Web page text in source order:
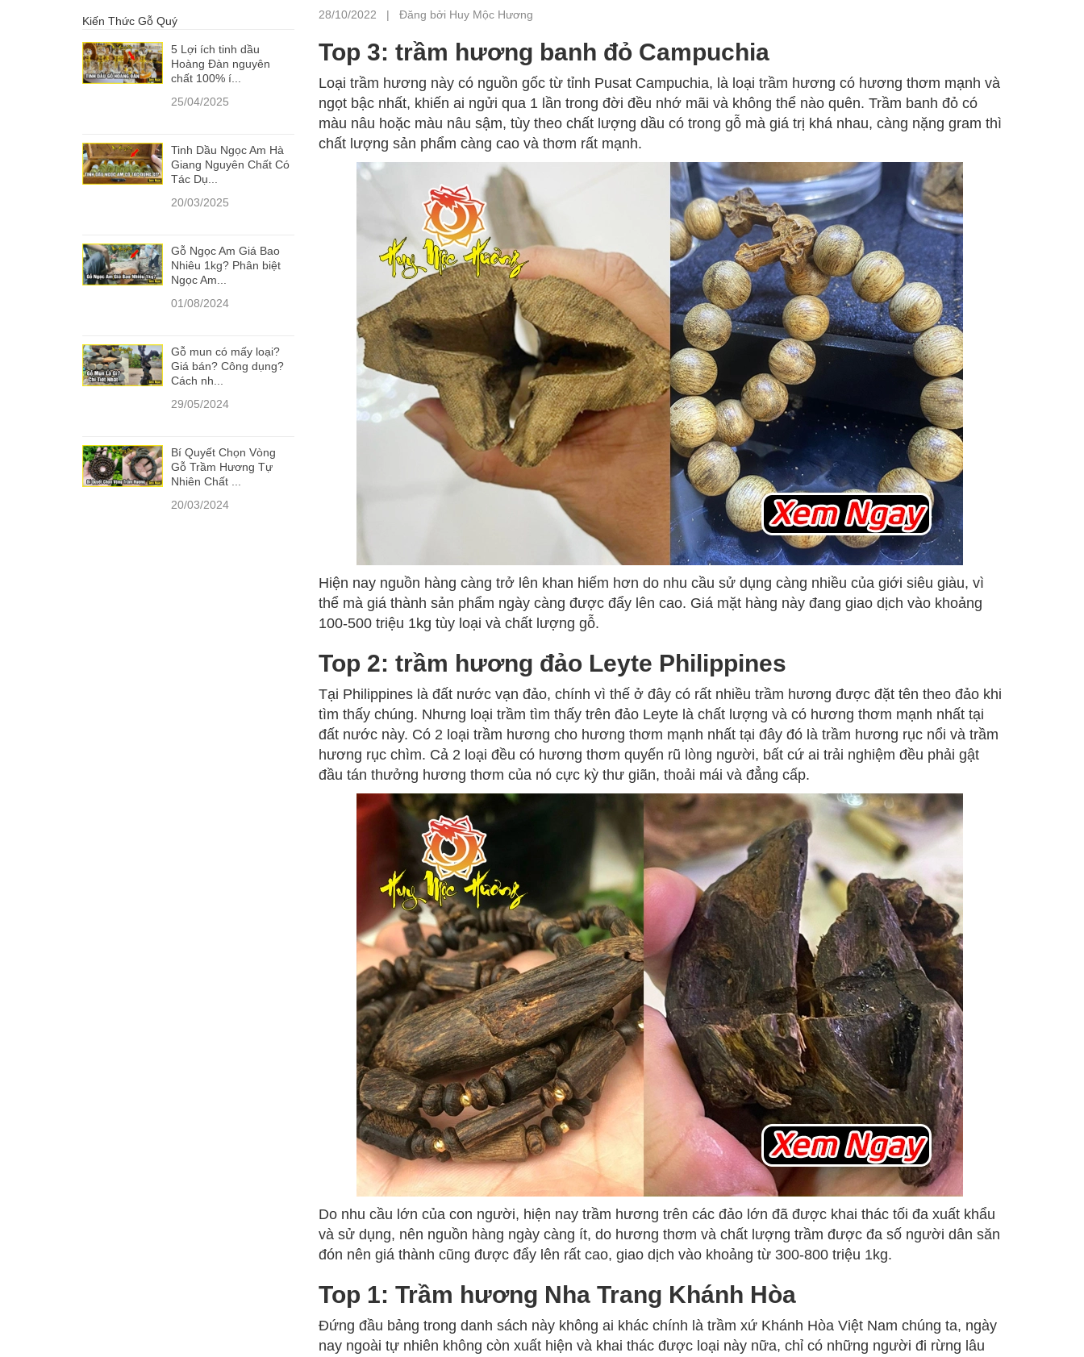
28/10/2022 | Đăng bởi Huy Mộc Hương
Top 3: trầm hương banh đỏ Campuchia
Loại trầm hương này có nguồn gốc từ tỉnh Pusat Campuchia, là loại trầm hương có hương thơm mạnh và
ngọt bậc nhất, khiến ai ngửi qua 1 lần trong đời đều nhớ mãi và không thể nào quên. Trầm banh đỏ có
màu nâu hoặc màu nâu sậm, tùy theo chất lượng dầu có trong gỗ mà giá trị khá nhau, càng nặng gram thì
chất lượng sản phẩm càng cao và thơm rất mạnh.
Hiện nay nguồn hàng càng trở lên khan hiếm hơn do nhu cầu sử dụng càng nhiều của giới siêu giàu, vì
thể mà giá thành sản phẩm ngày càng được đẩy lên cao. Giá mặt hàng này đang giao dịch vào khoảng
100-500 triệu 1kg tùy loại và chất lượng gỗ.
Top 2: trầm hương đảo Leyte Philippines
Tại Philippines là đất nước vạn đảo, chính vì thế ở đây có rất nhiều trầm hương được đặt tên theo đảo khi
tìm thấy chúng. Nhưng loại trầm tìm thấy trên đảo Leyte là chất lượng và có hương thơm mạnh nhất tại
đất nước này. Có 2 loại trầm hương cho hương thơm mạnh nhất tại đây đó là trầm hương rục nổi và trầm
hương rục chìm. Cả 2 loại đều có hương thơm quyến rũ lòng người, bất cứ ai trải nghiệm đều phải gật
đầu tán thưởng hương thơm của nó cực kỳ thư giãn, thoải mái và đẳng cấp.
Do nhu cầu lớn của con người, hiện nay trầm hương trên các đảo lớn đã được khai thác tối đa xuất khẩu
và sử dụng, nên nguồn hàng ngày càng ít, do hương thơm và chất lượng trầm được đa số người dân săn
đón nên giá thành cũng được đẩy lên rất cao, giao dịch vào khoảng từ 300-800 triệu 1kg.
Top 1: Trầm hương Nha Trang Khánh Hòa
Đứng đầu bảng trong danh sách này không ai khác chính là trầm xứ Khánh Hòa Việt Nam chúng ta, ngày
nay ngoài tự nhiên không còn xuất hiện và khai thác được loại này nữa, chỉ có những người đi rừng lâu
Kiến Thức Gỗ Quý
5 Lợi ích tinh dầu
Hoàng Đàn nguyên
chất 100% í...
25/04/2025
Tinh Dầu Ngọc Am Hà
Giang Nguyên Chất Có
Tác Dụ...
20/03/2025
Gỗ Ngọc Am Giá Bao
Nhiêu 1kg? Phân biệt
Ngọc Am...
01/08/2024
Gỗ mun có mấy loại?
Giá bán? Công dụng?
Cách nh...
29/05/2024
Bí Quyết Chọn Vòng
Gỗ Trầm Hương Tự
Nhiên Chất ...
20/03/2024